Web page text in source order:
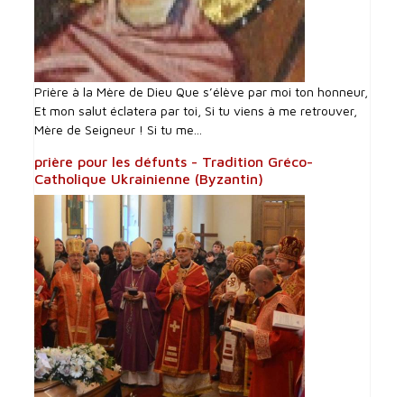
Prière à la Mère de Dieu Que s’élève par moi ton honneur,
Et mon salut éclatera par toi, Si tu viens à me retrouver,
Mère de Seigneur ! Si tu me...
prière pour les défunts - Tradition Gréco-
Catholique Ukrainienne (Byzantin)